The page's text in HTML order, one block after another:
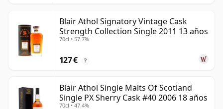
Blair Athol Signatory Vintage Cask
Strength Collection Single 2011 13 años
70cl • 57.7%
127 € ?
Blair Athol Single Malts Of Scotland
Single PX Sherry Cask #40 2006 18 años
70cl • 47.4%